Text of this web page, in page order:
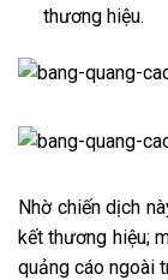
thương hiệu.
Nhờ chiến dịch
kết thương hiệu;
quảng cáo ngoài